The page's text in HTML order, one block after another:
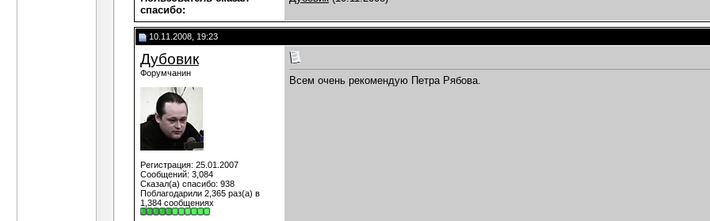
cпасибо:
10.11.2008, 19:23
Дубовик
Форумчанин
Регистрация: 25.01.2007
Сообщений: 3,084
Сказал(а) спасибо: 938
Поблагодарили 2,365 раз(а) в
1,384 сообщениях
Всем очень рекомендую Петра Рябова.